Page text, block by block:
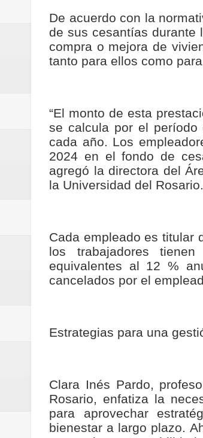
De acuerdo con la
de sus cesantías durante
compra o mejora de
tanto para ellos como
“El monto de esta
se calcula por el
cada año. Los
2024 en el fondo de
agregó la directora del
la Universidad del Rosario.
Cada empleado es titular
los trabajadores
equivalentes al 12 %
cancelados por el
Estrategias para una
Clara Inés Pardo,
Rosario, enfatiza la
para aprovechar
bienestar a largo plazo.